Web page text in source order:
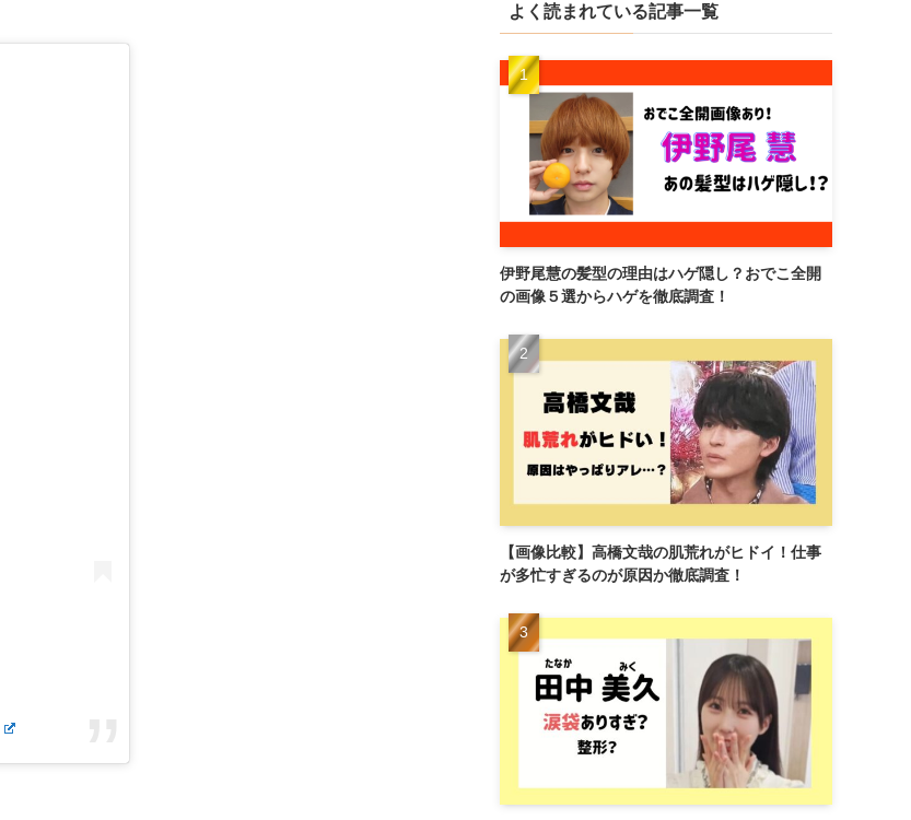
よく読まれている記事一覧
伊野尾慧の髪型の理由はハゲ隠し？おでこ全開
の画像５選からハゲを徹底調査！
【画像比較】高橋文哉の肌荒れがヒドイ！仕事
が多忙すぎるのが原因か徹底調査！